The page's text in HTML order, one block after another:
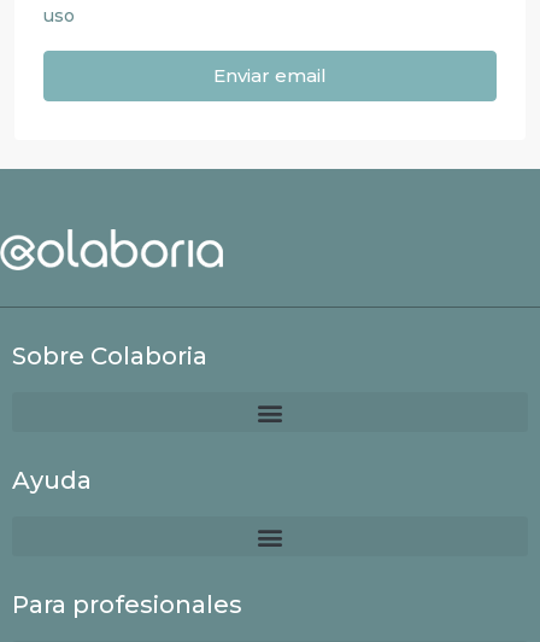
uso
Enviar email
Sobre Colaboria
Ayuda
Para profesionales